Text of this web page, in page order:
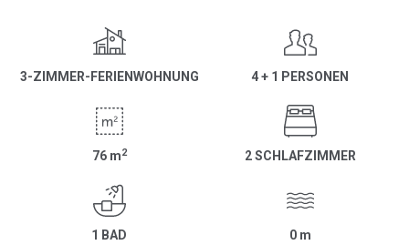
3-ZIMMER-FERIENWOHNUNG 4 + 1 PERSONEN
76 m2 2 SCHLAFZIMMER
1 BAD 0 m